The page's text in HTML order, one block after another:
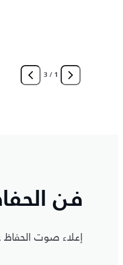
1
/
3
فن
إعلاء صوت الحفاظ